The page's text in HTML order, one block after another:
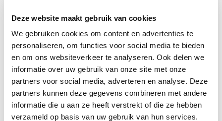
Deze website maakt gebruik van cookies
We gebruiken cookies om content en advertenties te
personaliseren, om functies voor social media te bieden
en om ons websiteverkeer te analyseren. Ook delen we
informatie over uw gebruik van onze site met onze
partners voor social media, adverteren en analyse. Deze
partners kunnen deze gegevens combineren met andere
informatie die u aan ze heeft verstrekt of die ze hebben
verzameld op basis van uw gebruik van hun services.
SCABDesign Sai
stoel
Vanaf €
SCABDesign Lady B
stoel
Vanaf €
Bekijk alles van SCABDesign